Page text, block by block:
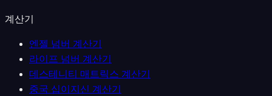
계산기
엔젤 넘버 계산기
라이프 넘버 계산기
데스테니티 매트릭스 계산기
중국 십이지신 계산기